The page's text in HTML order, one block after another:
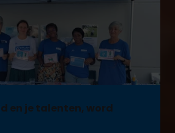
en je talenten, word